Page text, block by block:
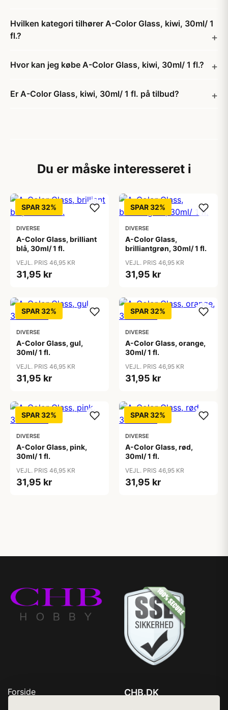
Hvilken kategori tilhører A-Color Glass, kiwi, 30ml/ 1
fl.?
Hvor kan jeg købe A-Color Glass, kiwi, 30ml/ 1 fl.?
Er A-Color Glass, kiwi, 30ml/ 1 fl. på tilbud?
Du er måske interesseret i
SPAR 32%
DIVERSE
A-Color Glass, brilliant
blå, 30ml/ 1 fl.
VEJL. PRIS 46,95 KR
31,95 kr
SPAR 32%
DIVERSE
A-Color Glass,
brilliantgrøn, 30ml/ 1 fl.
VEJL. PRIS 46,95 KR
31,95 kr
SPAR 32%
DIVERSE
A-Color Glass, gul,
30ml/ 1 fl.
VEJL. PRIS 46,95 KR
31,95 kr
SPAR 32%
DIVERSE
A-Color Glass, orange,
30ml/ 1 fl.
VEJL. PRIS 46,95 KR
31,95 kr
SPAR 32%
DIVERSE
A-Color Glass, pink,
30ml/ 1 fl.
VEJL. PRIS 46,95 KR
31,95 kr
SPAR 32%
DIVERSE
A-Color Glass, rød,
30ml/ 1 fl.
VEJL. PRIS 46,95 KR
31,95 kr
Forside
CHB.DK